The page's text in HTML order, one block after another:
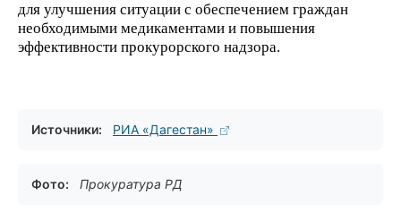
для улучшения ситуации с обеспечением граждан
необходимыми медикаментами и повышения
эффективности прокурорского надзора.
Источники: РИА «Дагестан»
Фото: Прокуратура РД